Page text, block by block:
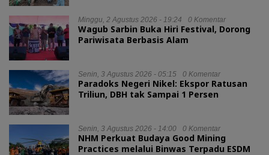
Minggu, 2 Agustus 2026 - 19:24 0 Komentar
Wagub Sarbin Buka Hiri Festival, Dorong
Pariwisata Berbasis Alam
Senin, 3 Agustus 2026 - 05:15 0 Komentar
Paradoks Negeri Nikel: Ekspor Ratusan
Triliun, DBH tak Sampai 1 Persen
Senin, 3 Agustus 2026 - 14:00 0 Komentar
NHM Perkuat Budaya Good Mining
Practices melalui Binwas Terpadu ESDM